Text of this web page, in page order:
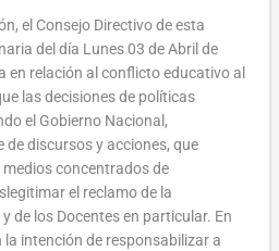
el Consejo Directivo de esta
del día Lunes 03 de Abril de
en relación al conflicto educativo al
las decisiones de políticas
el Gobierno Nacional,
discursos y acciones, que
concentrados de
el reclamo de la
de los Docentes en particular. En
la intención de responsabilizar a